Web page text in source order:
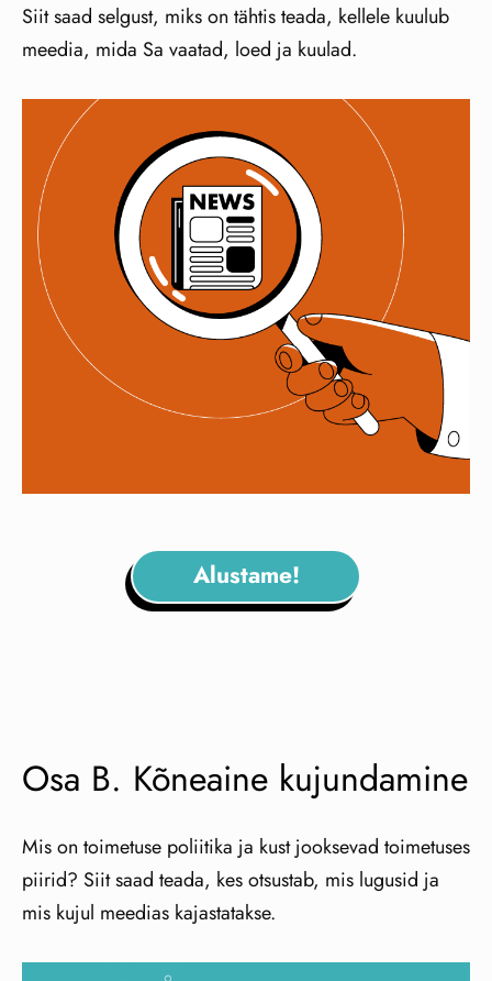
Siit saad selgust, miks on tähtis teada, kellele kuulub
meedia, mida Sa vaatad, loed ja kuulad.
Alustame!
Osa B. Kõneaine kujundamine
Mis on toimetuse poliitika ja kust jooksevad toimetuses
piirid? Siit saad teada, kes otsustab, mis lugusid ja
mis kujul meedias kajastatakse.